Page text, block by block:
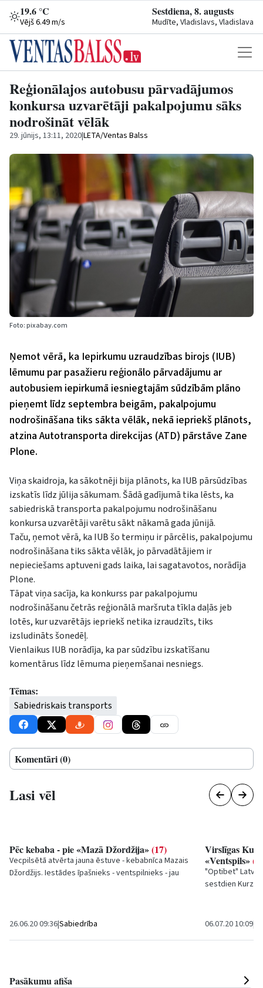
19.6 °C
Vējš 6.49 m/s
Sestdiena, 8. augusts
Mudīte, Vladislavs, Vladislava
Reģionālajos autobusu pārvadājumos
konkursa uzvarētāji pakalpojumu sāks
nodrošināt vēlāk
29. jūnijs, 13:11, 2020|LETA/Ventas Balss
Foto: pixabay.com
Ņemot vērā, ka Iepirkumu uzraudzības birojs (IUB)
lēmumu par pasažieru reģionālo pārvadājumu ar
autobusiem iepirkumā iesniegtajām sūdzībām plāno
pieņemt līdz septembra beigām, pakalpojumu
nodrošināšana tiks sākta vēlāk, nekā iepriekš plānots,
atzina Autotransporta direkcijas (ATD) pārstāve Zane
Plone.
Viņa skaidroja, ka sākotnēji bija plānots, ka IUB pārsūdzības
izskatīs līdz jūlija sākumam. Šādā gadījumā tika lēsts, ka
sabiedriskā transporta pakalpojumu nodrošināšanu
konkursa uzvarētāji varētu sākt nākamā gada jūnijā.
Taču, ņemot vērā, ka IUB šo termiņu ir pārcēlis, pakalpojumu
nodrošināšana tiks sākta vēlāk, jo pārvadātājiem ir
nepieciešams aptuveni gads laika, lai sagatavotos, norādīja
Plone.
Tāpat viņa sacīja, ka konkurss par pakalpojumu
nodrošināšanu četrās reģionālā maršruta tīkla daļās jeb
lotēs, kur uzvarētājs iepriekš netika izraudzīts, tiks
izsludināts šonedēļ.
Vienlaikus IUB norādīja, ka par sūdzību izskatīšanu
komentārus līdz lēmuma pieņemšanai nesniegs.
Tēmas:
Sabiedriskais transports
Komentāri (0)
Lasi vēl
Pēc kebaba - pie «Mazā Džordžija»(17)
Vecpilsētā atvērta jauna ēstuve - kebabnīca Mazais
Džordžijs. Iestādes īpašnieks - ventspilnieks - jau
26.06.20 09:36|Sabiedrība
Virslīgas
«Ventspils»(0)
"Optibet"
sestdien
06.07.20 10:09|
Pasākumu afiša